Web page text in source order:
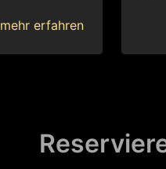
mehr erfahren